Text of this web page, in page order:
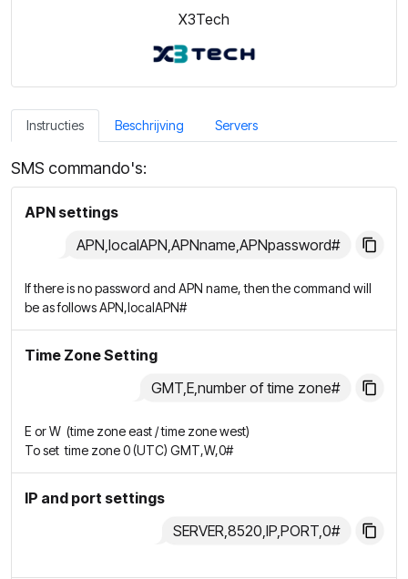
X3Tech
Instructies Beschrijving Servers
SMS commando's:
APN settings
APN,localAPN,APNname,APNpassword#
If there is no password and APN name, then the command will
be as follows APN,localAPN#
Time Zone Setting
GMT,E,number of time zone#
E orW (time zone east / time zone west)
To set time zone 0 (UTC) GMT,W,0#
IP and port settings
SERVER,8520,IP,PORT,0#